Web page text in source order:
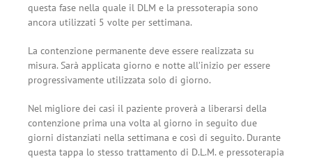
questa fase nella quale il DLM e la pressoterapia sono
ancora utilizzati 5 volte per settimana.
La contenzione permanente deve essere realizzata su
misura. Sarà applicata giorno e notte all’inizio per essere
progressivamente utilizzata solo di giorno.
Nel migliore dei casi il paziente proverà a liberarsi della
contenzione prima una volta al giorno in seguito due
giorni distanziati nella settimana e così di seguito. Durante
questa tappa lo stesso trattamento di D.L.M. e pressoterapia